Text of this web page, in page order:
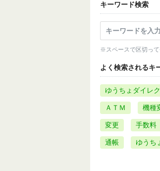
キーワード検索
※スペースで区切って
よく検索されるキ
ゆうちょダイレ
ＡＴＭ 機種
変更 手数料
通帳 ゆうち